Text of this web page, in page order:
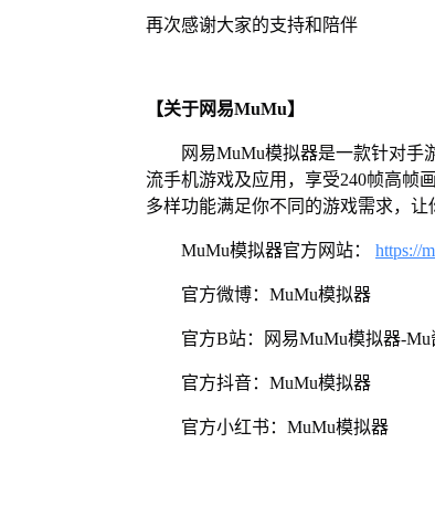
再次感谢大家的支持和陪伴
【关于网易MuMu】
网易MuMu模拟器是一款针对手
流手机游戏及应用，享受240帧高帧
多样功能满足你不同的游戏需求，让
MuMu模拟器官方网站： https://
官方微博：MuMu模拟器
官方B站：网易MuMu模拟器-Mu
官方抖音：MuMu模拟器
官方小红书：MuMu模拟器